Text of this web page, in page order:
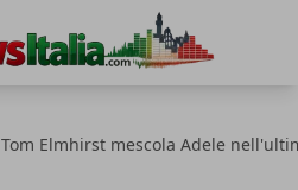
Tom Elmhirst mescola Adele